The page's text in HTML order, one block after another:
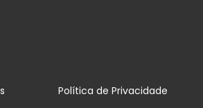
Política de Privacidade